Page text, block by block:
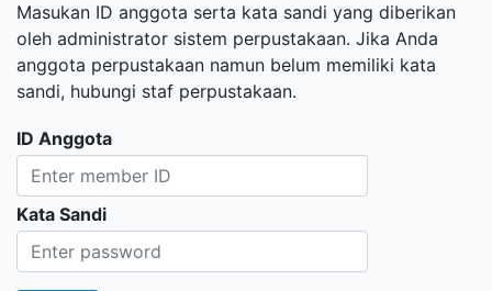
Masukan ID anggota serta kata sandi yang diberikan
oleh administrator sistem perpustakaan. Jika Anda
anggota perpustakaan namun belum memiliki kata
sandi, hubungi staf perpustakaan.
ID Anggota
Kata Sandi